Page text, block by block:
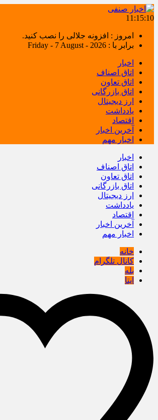
11:15:11
امروز : افزونه جلالی را نصب کنید.
برابر با : Friday - 7 August - 2026
اخبار
اتاق اصناف
اتاق تعاون
اتاق بازرگانی
ارز دیجیتال
یادداشت
اقتصاد
آخرین اخبار
اخبار مهم
اخبار
اتاق اصناف
اتاق تعاون
اتاق بازرگانی
ارز دیجیتال
یادداشت
اقتصاد
آخرین اخبار
اخبار مهم
خانه
کانال تلگرام
بله
ایتا